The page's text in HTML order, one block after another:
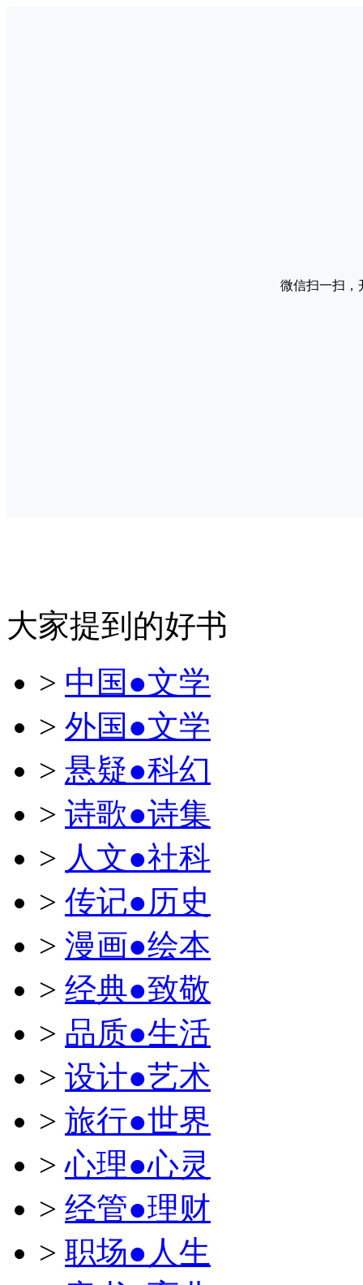
微信扫一扫，
大家提到的好书
> 中国●文学
> 外国●文学
> 悬疑●科幻
> 诗歌●诗集
> 人文●社科
> 传记●历史
> 漫画●绘本
> 经典●致敬
> 品质●生活
> 设计●艺术
> 旅行●世界
>心理●心灵
> 经管●理财
> 职场●人生